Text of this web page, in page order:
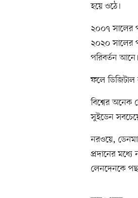
হয়ে ওঠে।
২০০৭ সালের
২০২০ সালের
পরিবর্তন আনে।
ফলে ডিজিটাল
বিশ্বের
সুইডেন
নরওয়ে,
প্রদানের
লেনদেনকে